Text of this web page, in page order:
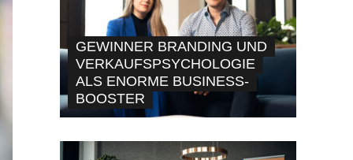
GEWINNER BRANDING UND
VERKAUFSPSYCHOLOGIE
ALS ENORME BUSINESS-
BOOSTER